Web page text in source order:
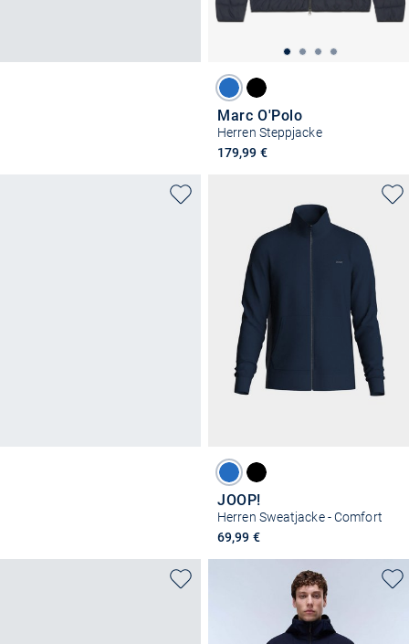
Marc O'Polo
Herren Steppjacke
179,99 €
JOOP!
Herren Sweatjacke - Comfort
69,99 €